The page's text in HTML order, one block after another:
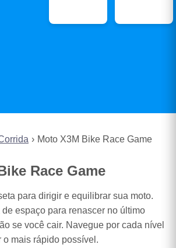
Moto X3M Bike Race Game
Race Game
para dirigir e equilibrar sua moto.
espaço para renascer no último
se você cair. Navegue por cada nível
o mais rápido possível.